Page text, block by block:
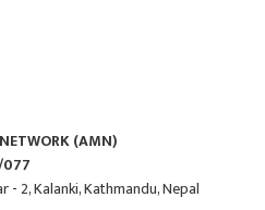
(AMN)
- 2, Kalanki, Kathmandu, Nepal